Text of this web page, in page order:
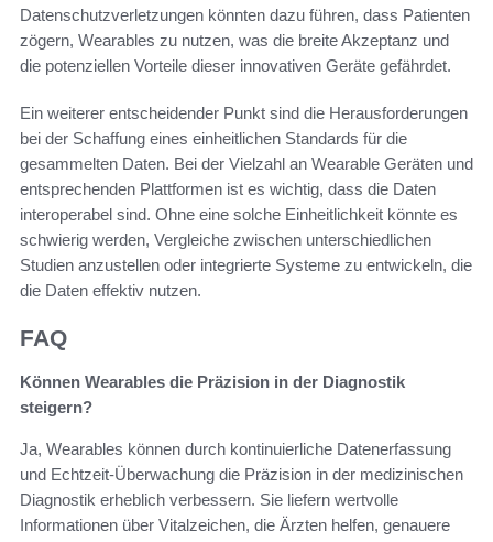
Datenschutzverletzungen könnten dazu führen, dass Patienten
zögern, Wearables zu nutzen, was die breite Akzeptanz und
die potenziellen Vorteile dieser innovativen Geräte gefährdet.
Ein weiterer entscheidender Punkt sind die Herausforderungen
bei der Schaffung eines einheitlichen Standards für die
gesammelten Daten. Bei der Vielzahl an Wearable Geräten und
entsprechenden Plattformen ist es wichtig, dass die Daten
interoperabel sind. Ohne eine solche Einheitlichkeit könnte es
schwierig werden, Vergleiche zwischen unterschiedlichen
Studien anzustellen oder integrierte Systeme zu entwickeln, die
die Daten effektiv nutzen.
FAQ
Können Wearables die Präzision in der Diagnostik
steigern?
Ja, Wearables können durch kontinuierliche Datenerfassung
und Echtzeit-Überwachung die Präzision in der medizinischen
Diagnostik erheblich verbessern. Sie liefern wertvolle
Informationen über Vitalzeichen, die Ärzten helfen, genauere